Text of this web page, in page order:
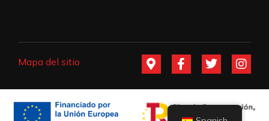
Mapa del sitio